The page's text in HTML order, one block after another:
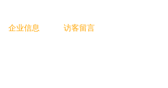
企业信息 访客留言